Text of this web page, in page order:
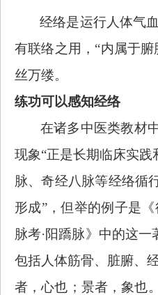
经络是运行人体气
有联络之用，“内属于
丝万缕。
练功可以感知经络
在诸多中医类教材
现象“正是长期临床实
脉、奇经八脉等经络循
形成”，但举的例子是
脉考·阳蹻脉》中的这
包括人体筋骨、脏腑、
者，心也；景者，象也